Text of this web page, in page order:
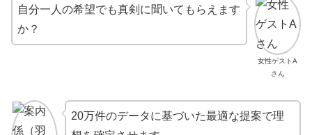
女性ゲストA
さん
自分一人の希望でも真剣に聞いてもらえます
か？
20万件のデータに基づいた最適な提案で理